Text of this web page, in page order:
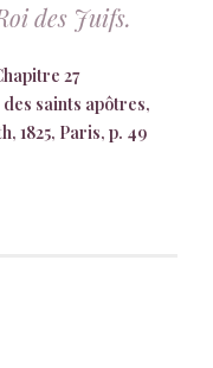
des Juifs.
27
saints apôtres,
1825, Paris, p. 49